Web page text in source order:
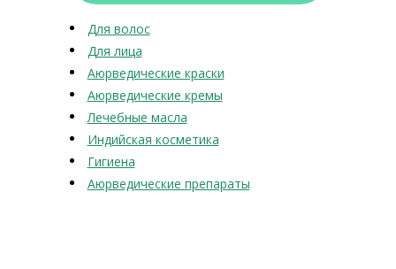
Для волос
Для лица
Аюрведические краски
Аюрведические кремы
Лечебные масла
Индийская косметика
Гигиена
Аюрведические препараты